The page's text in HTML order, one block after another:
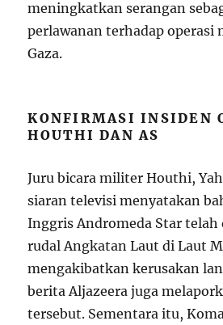
meningkatkan serangan
perlawanan terhadap operasi
Gaza.
KONFIRMASI INSIDEN
HOUTHI DAN AS
Juru bicara militer Houthi,
siaran televisi menyatakan
Inggris Andromeda Star telah
rudal Angkatan Laut di Laut
mengakibatkan kerusakan
berita Aljazeera juga
tersebut. Sementara itu,